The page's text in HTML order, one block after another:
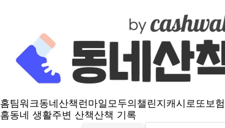
홈팀워크동네산책 런마일모두의챌린지캐시로또보험
홈동네 생활주변 산책산책 기록